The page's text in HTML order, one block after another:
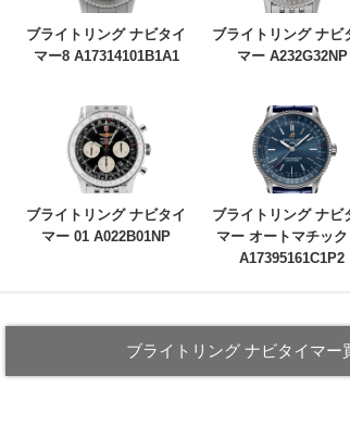
ブライトリング ナビタイ
マー8 A17314101B1A1
ブライトリング ナビ
マー A232G32NP
ブライトリング ナビタイ
マー 01 A022B01NP
ブライトリング ナビ
マー オートマチッ
A17395161C1P2
ブライトリング ナビタイマー